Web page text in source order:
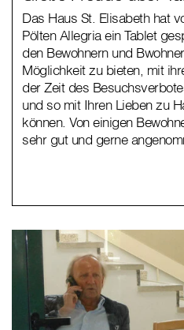
Das Haus St. Elisabeth hat
Pölten Allegria ein Tablet
den Bewohnern und
Möglichkeit zu bieten, mit
der Zeit des
und so mit Ihren Lieben zu
können. Von einigen
sehr gut und gerne